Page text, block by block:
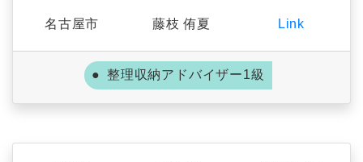
名古屋市 藤枝 侑夏 Link
整理収納アドバイザー1級